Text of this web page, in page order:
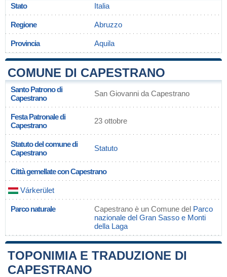
Stato Italia
Regione Abruzzo
Provincia Aquila
COMUNE DI CAPESTRANO
Santo Patrono di
Capestrano
San Giovanni da Capestrano
Festa Patronale di
Capestrano
23 ottobre
Statuto del comune di
Capestrano
Statuto
Città gemellate con Capestrano
Várkerület
Parco naturale Capestrano è un Comune del Parco
nazionale del Gran Sasso e Monti
della Laga
TOPONIMIA E TRADUZIONE DI
CAPESTRANO